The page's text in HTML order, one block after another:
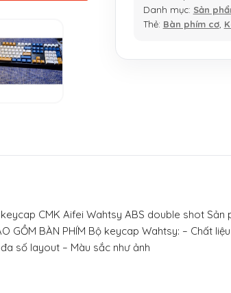
Danh mục: Sản
Thẻ: Bàn phím cơ,
CMK Aifei Wahtsy ABS double shot
GỒM BÀN PHÍM Bộ keycap Wahtsy: – Chất
số layout – Màu sắc như ảnh